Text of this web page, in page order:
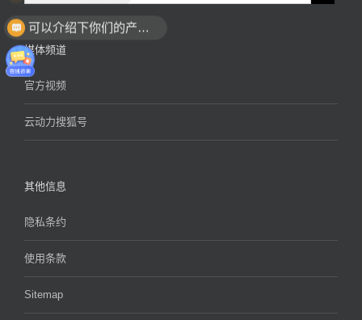
媒体频道
官方视频
云动力搜狐号
其他信息
隐私条约
使用条款
Sitemap